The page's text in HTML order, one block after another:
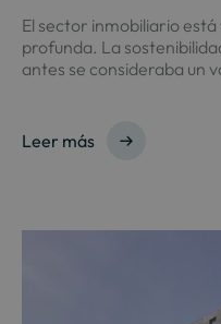
El sector inmobiliario
profunda. La
antes se consideraba un
Leer más